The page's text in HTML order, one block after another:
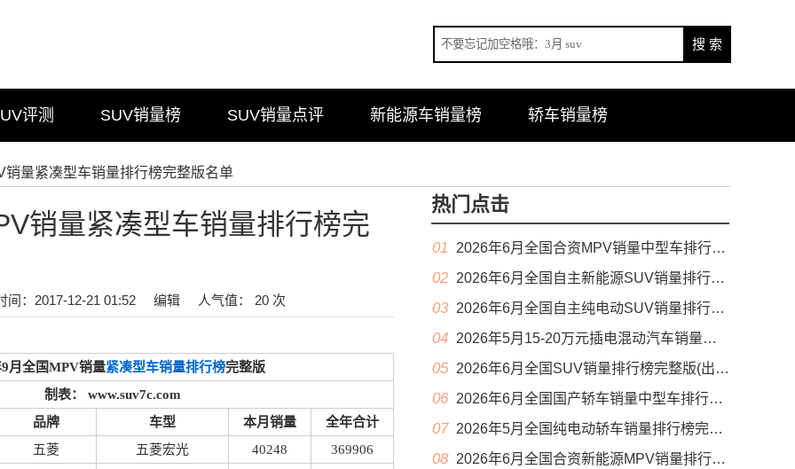
评测 SUV销量榜 SUV销量点评 新能源车销量榜 轿车销量榜
销量紧凑型车销量排行榜完整版名单
销量紧凑型车销量排行榜完
间：2017-12-21 01:52 编辑 人气值： 20 次
月全国MPV销量紧凑型车销量排行榜完整版
制表： www.suv7c.com
品牌
车型 本月销量
全年合计
五菱
五菱宏光 40248
369906
热门点击
01 2026年6月全国合资MPV销量中型车排行榜完整版(零售量
02 2026年6月全国自主新能源SUV销量排行榜完整版(零售量
03 2026年6月全国自主纯电动SUV销量排行榜完整版(零售量
04 2026年5月15-20万元插电混动汽车销量排行榜（零售量）
05 2026年6月全国SUV销量排行榜完整版(出口量
06 2026年6月全国国产轿车销量中型车排行榜完整版(零售量
07 2026年5月全国纯电动轿车销量排行榜完整版(批发量
08 2026年6月全国合资新能源MPV销量排行榜完整版(零售量